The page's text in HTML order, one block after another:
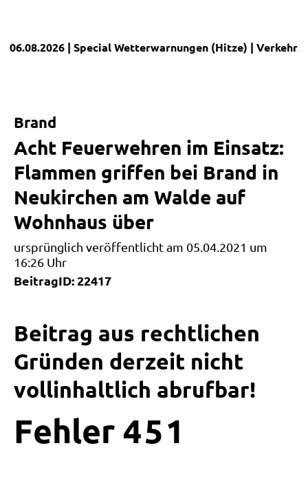
06.08.2026 | SpecialWetterwarnungen (Hitze) |
Brand
Acht Feuerwehren im Einsatz:
Flammen griffen bei Brand in
Neukirchen am Walde auf
Wohnhaus über
ursprünglich veröffentlicht am 05.04.2021 um
16:26 Uhr
BeitragID: 22417
Beitrag aus rechtlichen
Gründen derzeit nicht
vollinhaltlich abrufbar!
Fehler 4 5 1